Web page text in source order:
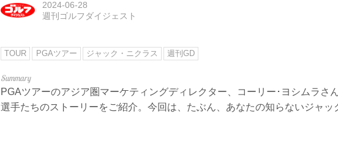
2024-06-28
週刊ゴルフダイジェスト
TOUR PGAツアー ジャック・ニクラス 週刊GD
PGAツアーのアジア圏マーケティングディレクター、コーリー･ヨシムラさ
選手たちのストーリーをご紹介。今回は、たぶん、あなたの知らないジャッ